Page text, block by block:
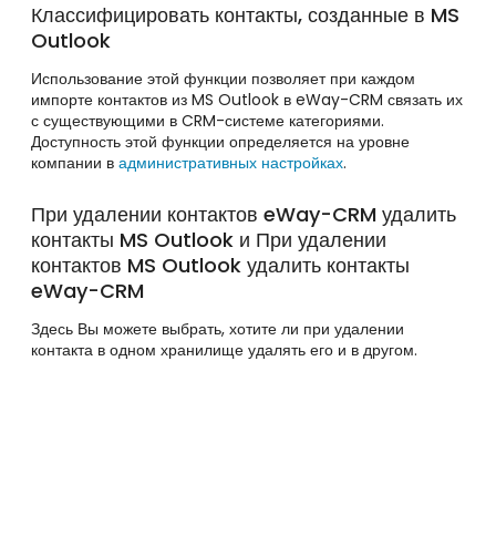
Классифицировать контакты, созданные в MS
Outlook
Использование этой функции позволяет при каждом
импорте контактов из MS Outlook в eWay-CRM связать их
с существующими в CRM-системе категориями.
Доступность этой функции определяется на уровне
компании в административных настройках.
При удалении контактов eWay-CRM удалить
контакты MS Outlook и При удалении
контактов MS Outlook удалить контакты
eWay-CRM
Здесь Вы можете выбрать, хотите ли при удалении
контакта в одном хранилище удалять его и в другом.